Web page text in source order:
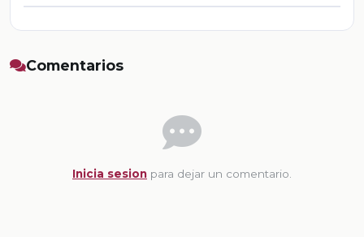
Comentarios
Inicia sesion para dejar un comentario.